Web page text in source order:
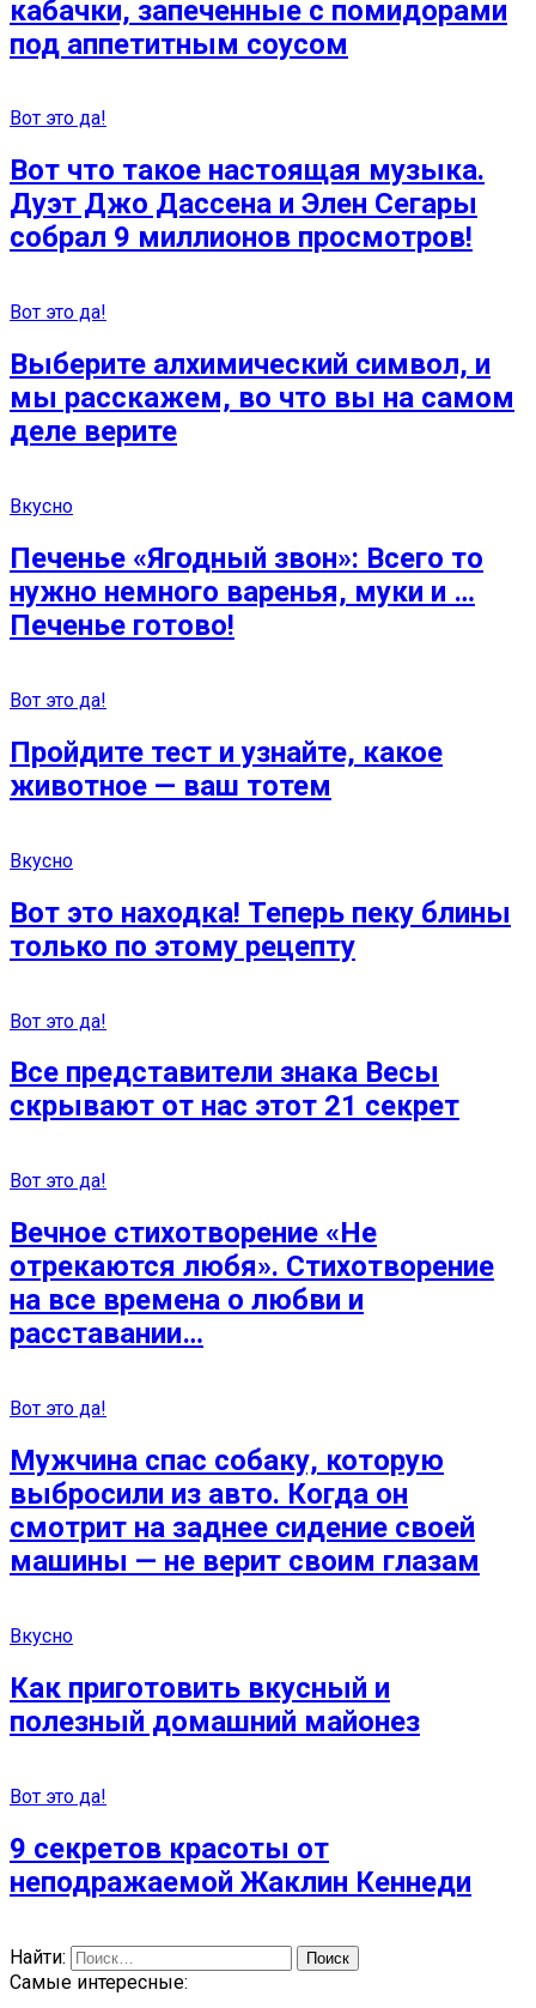
кабачки, запеченные с помидорами
под аппетитным соусом
Вот это да!
Вот что такое настоящая музыка.
Дуэт Джо Дассена и Элен Сегары
собрал 9 миллионов просмотров!
Вот это да!
Выберите алхимический символ, и
мы расскажем, во что вы на самом
деле верите
Вкусно
Печенье «Ягодный звон»: Всего то
нужно немного варенья, муки и …
Печенье готово!
Вот это да!
Пройдите тест и узнайте, какое
животное — ваш тотем
Вкусно
Вот это находка! Теперь пеку блины
только по этому рецепту
Вот это да!
Все представители знака Весы
скрывают от нас этот 21 секрет
Вот это да!
Вечное стихотворение «Не
отрекаются любя». Стихотворение
на все времена о любви и
расставании…
Вот это да!
Мужчина спас собаку, которую
выбросили из авто. Когда он
смотрит на заднее сидение своей
машины — не верит своим глазам
Вкусно
Как приготовить вкусный и
полезный домашний майонез
Вот это да!
9 секретов красоты от
неподражаемой Жаклин Кеннеди
Найти:
Самые интересные: